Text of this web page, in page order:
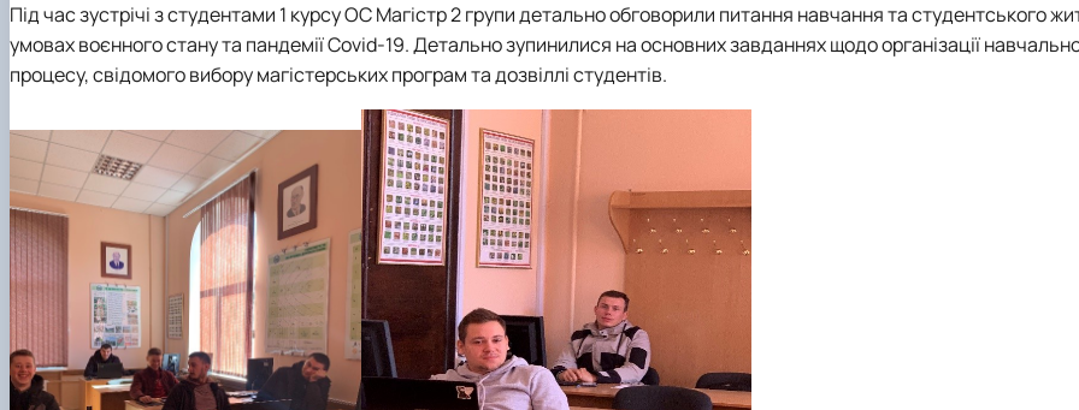
Пожежна ситуація в Україні за даними
Проєкти
Виступи в ЗМІ
Під час зустрічі з студентами 1 курсу ОС Магістр 2 групи детально обговорили питання навчання та студентського
умовах воєнного стану та пандемії Covid-19. Детально зупинилися на основних завданнях щодо організації
процесу, свідомого вибору магістерських програм та дозвіллі студентів.